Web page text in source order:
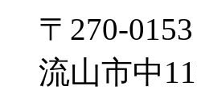
〒270-0153
流山市中